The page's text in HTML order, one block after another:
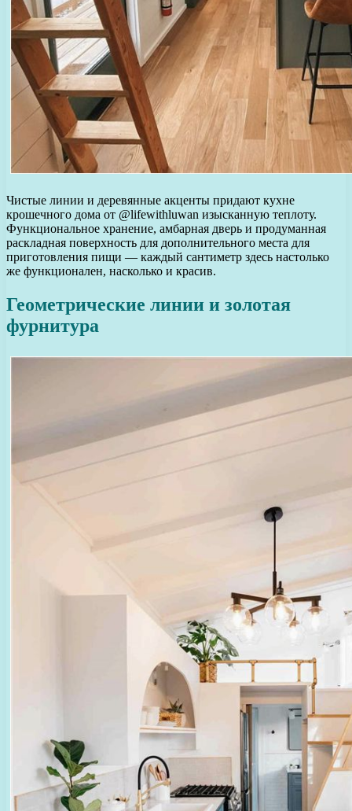
Чистые линии и деревянные акценты придают кухне
крошечного дома от @lifewithluwan изысканную теплоту.
Функциональное хранение, амбарная дверь и продуманная
раскладная поверхность для дополнительного места для
приготовления пищи — каждый сантиметр здесь настолько
же функционален, насколько и красив.
Геометрические линии и золотая
фурнитура